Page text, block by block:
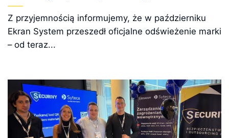
Z przyjemnością informujemy, że w październiku
Ekran System przeszedł oficjalne odświeżenie marki
– od teraz...